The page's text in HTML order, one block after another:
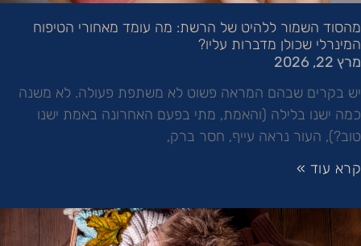
מהסוד השמור ללהיט של הרשת: מה עומד מאחורי הטיפוח
המינרלי שכולן מדברות עליו?
מרץ 22, 2026
יש בקרים שבהם המראה פשוט לא משתפת פעולה. לא משנה
כמה ישנו בלילה (והאמת, מתי בפעם האחרונה באמת ישנו
טוב?), העור נראה עייף, חסר ברק,
קרא עוד »